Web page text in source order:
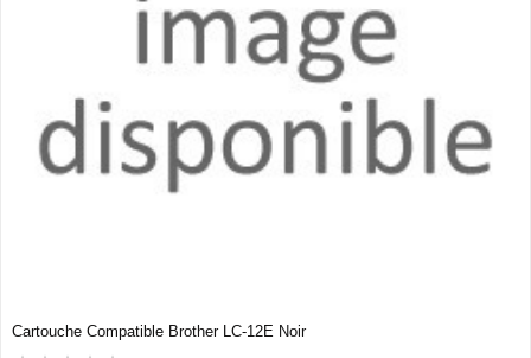
Cartouche Compatible Brother LC-12E Noir